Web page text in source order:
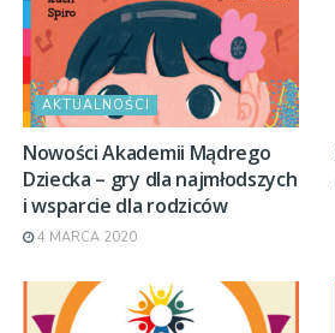
AKTUALNOŚCI
Nowości Akademii Mądrego
Dziecka – gry dla najmłodszych
i wsparcie dla rodziców
4 MARCA 2020